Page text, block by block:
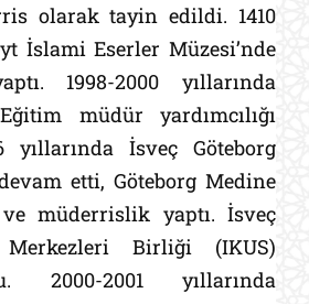
olarak tayin edildi. 1410
İslami Eserler Müzesi’nde
1998-2000 yıllarında
müdür yardımcılığı
yıllarında İsveç Göteborg
etti, Göteborg Medine
müderrislik yaptı. İsveç
Birliği (IKUS)
2000-2001 yıllarında